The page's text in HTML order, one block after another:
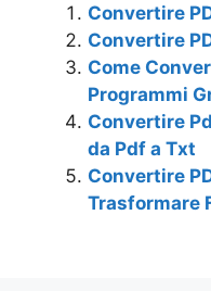
Convertire
Convertire
Come
Programmi
Convertire
da Pdf a Txt
Convertire
Trasformare